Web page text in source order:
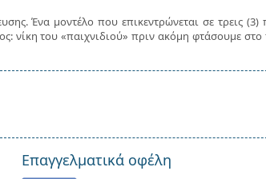
Ένα μοντέλο που επικεντρώνεται σε τρεις (3)
νίκη του «παιχνιδιού» πριν ακόμη φτάσουμε στο
Επαγγελματικά οφέλη